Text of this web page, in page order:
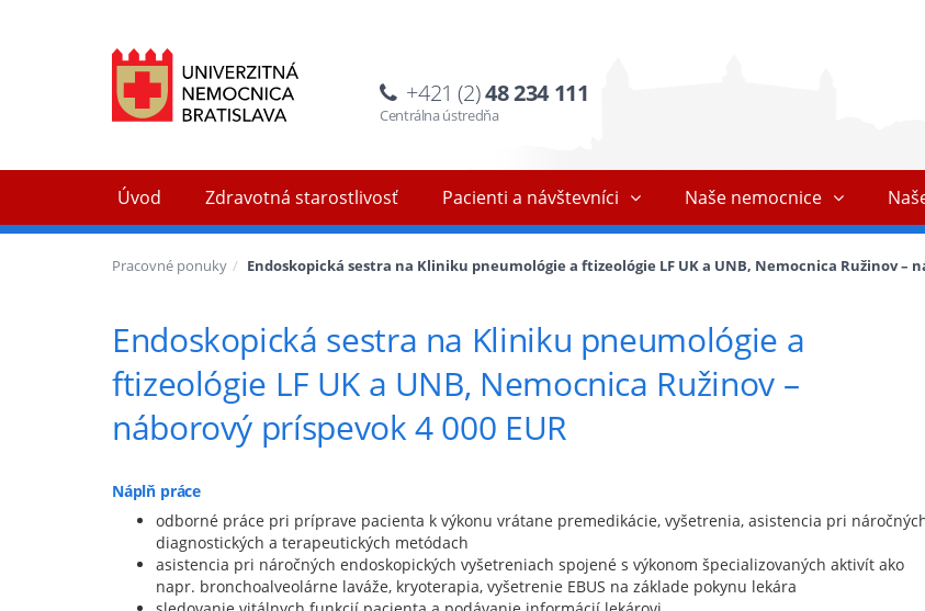
+421 (2)48 234 111
Centrálna ústredňa
Úvod Zdravotná starostlivosť Pacienti a návštevníci Naše nemocnice
Pracovné ponuky Endoskopická sestra na Kliniku pneumológie a ftizeológie LF UK a UNB, Nemocnica Ružinov –
Endoskopická sestra na Kliniku pneumológie a
ftizeológie LF UK a UNB, Nemocnica Ružinov –
náborový príspevok 4 000 EUR
Náplň práce
odborné práce pri príprave pacienta k výkonu vrátane premedikácie, vyšetrenia, asistencia pri
diagnostických a terapeutických metódach
asistencia pri náročných endoskopických vyšetreniach spojené s výkonom špecializovaných aktivít ako
napr. bronchoalveolárne laváže, kryoterapia, vyšetrenie EBUS na základe pokynu lekára